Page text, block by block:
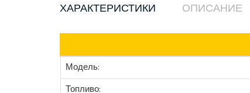
ХАРАКТЕРИСТИКИ ОПИСАНИЕ
Модель:
Топливо: